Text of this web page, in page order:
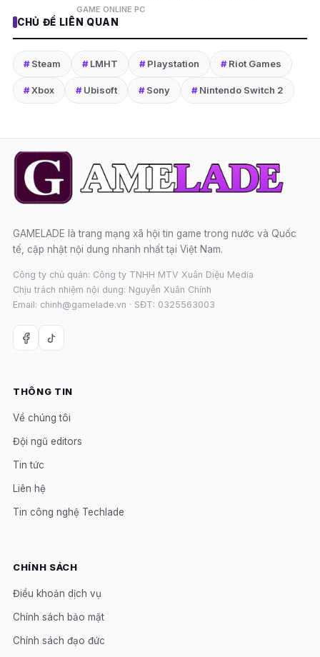
GAME ONLINE PC
CHỦ ĐỀ LIÊN QUAN
#Steam #LMHT #Playstation #Riot Games
#Xbox #Ubisoft #Sony #Nintendo Switch 2
GAMELADE là trang mạng xã hội tin game trong nước và Quốc
tế, cập nhật nội dung nhanh nhất tại Việt Nam.
Công ty chủ quản: Công ty TNHH MTV Xuân Diệu Media
Chịu trách nhiệm nội dung: Nguyễn Xuân Chính
Email: chinh@gamelade.vn · SĐT: 0325563003
THÔNG TIN
Về chúng tôi
Đội ngũ editors
Tin tức
Liên hệ
Tin công nghệ Techlade
CHÍNH SÁCH
Điều khoản dịch vụ
Chính sách bảo mật
Chính sách đạo đức